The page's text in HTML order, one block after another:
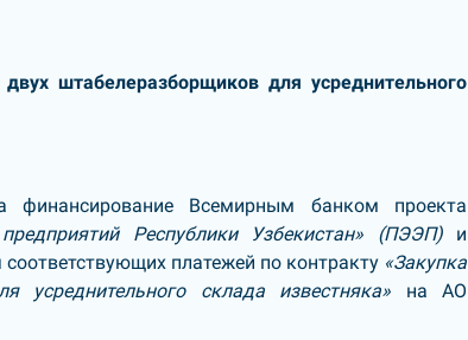
штабелеразборщиков для усреднительного
финансирование Всемирным банком проекта
Республики Узбекистан» (ПЭЭП)и
платежей по контракту «Закупка
усреднительного склада известняка» на АО